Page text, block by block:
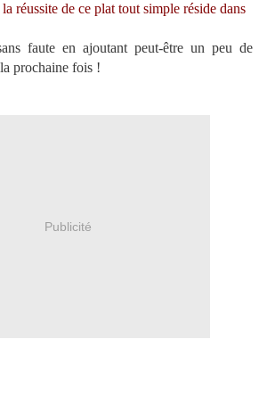
réussite de ce plat tout simple réside dans
faute en ajoutant peut-être un peu de
prochaine fois !
Publicité